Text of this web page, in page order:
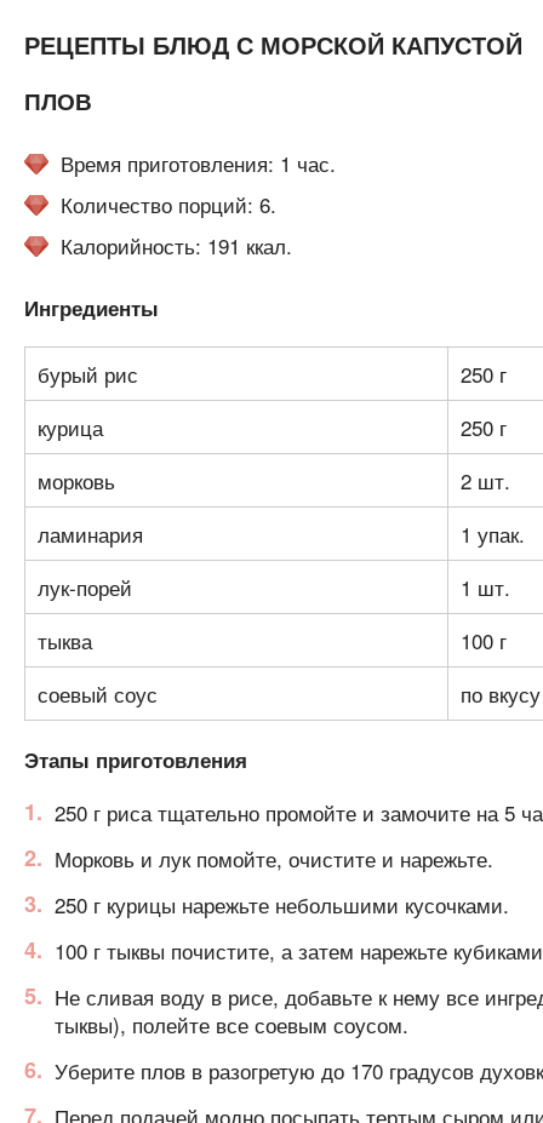
РЕЦЕПТЫ БЛЮД С МОРСКОЙ КАПУСТОЙ
ПЛОВ
Время приготовления: 1 час.
Количество порций: 6.
Калорийность: 191 ккал.
Ингредиенты
бурый рис
250 г
курица
250 г
морковь
2 шт.
ламинария
1 упак.
лук-порей
1 шт.
тыква
100 г
соевый соус
по вкусу
Этапы приготовления
250 г риса тщательно промойте и замочите на 5
Морковь и лук помойте, очистите и нарежьте.
250 г курицы нарежьте небольшими кусочками.
100 г тыквы почистите, а затем нарежьте
Не сливая воду в рисе, добавьте к нему все
тыквы), полейте все соевым соусом.
Уберите плов в разогретую до 170 градусов
Перед подачей модно посыпать тертым сыром